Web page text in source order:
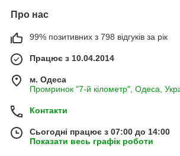
Про нас
99% позитивних з 798 відгуків за рік
Працює з 10.04.2014
м. Одеса
Промринок "7-й кілометр", Одеса,
Контакти
Сьогодні працює з 07:00 до 14:00
Показати весь графік роботи